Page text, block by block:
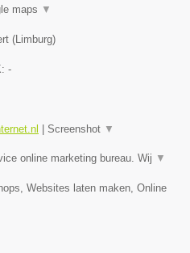
maps ▼
(Limburg)
-
| Screenshot ▼
online marketing bureau. Wij ▼
Websites laten maken, Online